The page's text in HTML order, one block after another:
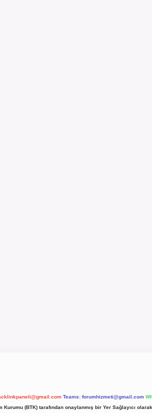
Teams: forumhizmeti@gmail.com
(BTK) tarafından onaylanmış bir Yer Sağlayıcı